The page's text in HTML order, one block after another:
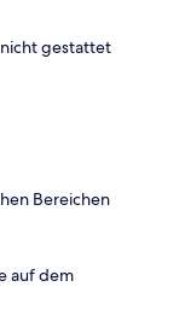
nicht gestattet
Bereichen
auf dem